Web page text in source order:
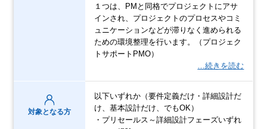
１つは、PMと同格でプロジェクトにアサ
インされ、プロジェクトのプロセスやコミ
ュニケーションなどが滞りなく進められる
ための環境整理を行います。（プロジェク
トサポートPMO）
…続きを読む
対象となる方
以下いずれか（要件定義だけ・詳細設計だ
け、基本設計だけ、でもOK）
・プリセールス～詳細設計フェーズいずれ